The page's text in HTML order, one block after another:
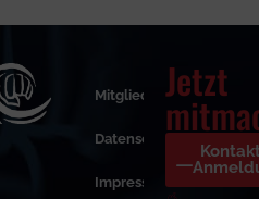
Mitgliederbereich
Datenschutzerklärung
Impressum
Jetzt